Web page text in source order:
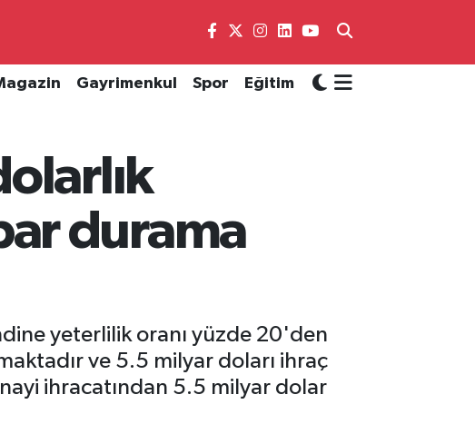
Gayrimenkul Spor Eğitim
durama
yeterlilik oranı yüzde 20'den
ve 5.5 milyar doları ihraç
ihracatından 5.5 milyar dolar